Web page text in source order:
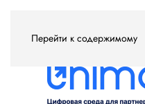
Перейти к содержимому